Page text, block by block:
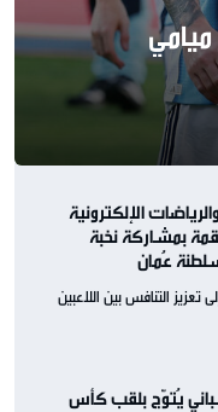
ميامي
الإلكترونية
بمشاركة نخبة
عُمان
تعزيز التنافس بين اللاعبين
يُتوّج بلقب كأس